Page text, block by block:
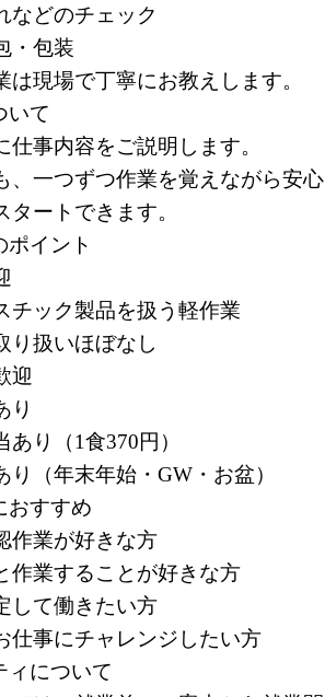
などのチェック
・包装
は現場で丁寧にお教えします。
いて
仕事内容をご説明します。
、一つずつ作業を覚えながら安心
タートできます。
ポイント
チック製品を扱う軽作業
り扱いほぼなし
迎
り
あり（1食370円）
り（年末年始・GW・お盆）
おすすめ
作業が好きな方
作業することが好きな方
して働きたい方
仕事にチャレンジしたい方
ィについて